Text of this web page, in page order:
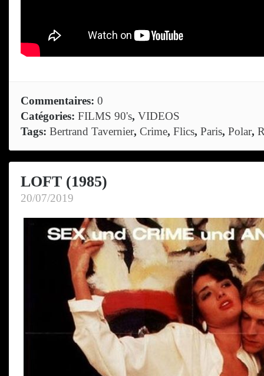
Commentaires: 0
Catégories: FILMS 90's, VIDEOS
Tags: Bertrand Tavernier, Crime, Flics, Paris, Polar,
LOFT (1985)
20/07/2019